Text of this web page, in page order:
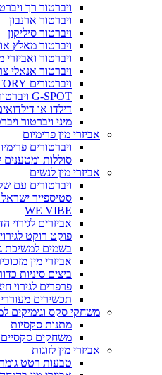
ויברטור רך
ויברטור ארנבון
ויברטור סיליקון
ויברטור מאלץ
ויברטור ואביזרי
ויברטור אנאלי
ויברטורים FUN FACTORY
G-SPOT ויברטור לנקודת ה ג'י
דילדו או
מיני ויברטור
אביזרי מין פרימיום
ויברטורים
סוללות ומטענים
אביזרי מין לנשים
ויברטורים עם
סטיספייר ישראל SATISFYER IN ISRAEL
WE VIBE
אביזרים לגירוי
פוקט רוקט
בשמים למשיכת
אביזרי מין
ביצים סיניות
פרפרים לגירוי
תכשירים
משחקי סקס וגימיקים
מתנות סקסיות
משחקים סקסיים
אביזרי מין לזוגות
טבעות רטט